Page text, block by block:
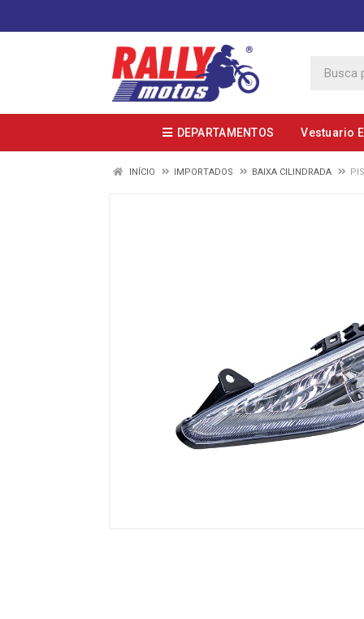
DEPARTAMENTOS Vestuario
INÍCIO IMPORTADOS BAIXA CILINDRADA